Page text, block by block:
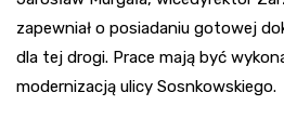
zapewniał o posiadaniu gotowej
dla tej drogi. Prace mają być
modernizacją ulicy Sosnkowskiego.